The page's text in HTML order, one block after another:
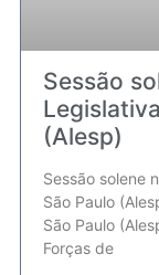
Sessão
(Alesp)
Sessão solene
São Paulo
São Paulo
Forças de